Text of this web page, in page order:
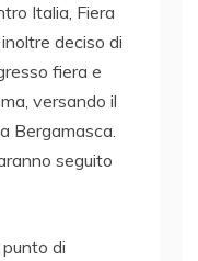
Italia, Fiera
deciso di
fiera e
versando il
Bergamasca.
seguito
di